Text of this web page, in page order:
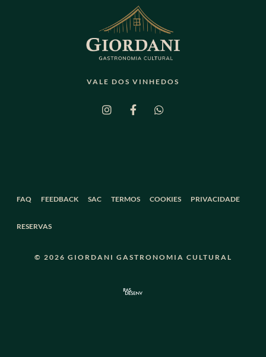
VALE DOS VINHEDOS
FAQ FEEDBACK SAC TERMOS COOKIES PRIVACIDADE
RESERVAS
© 2026 GIORDANI GASTRONOMIA CULTURAL